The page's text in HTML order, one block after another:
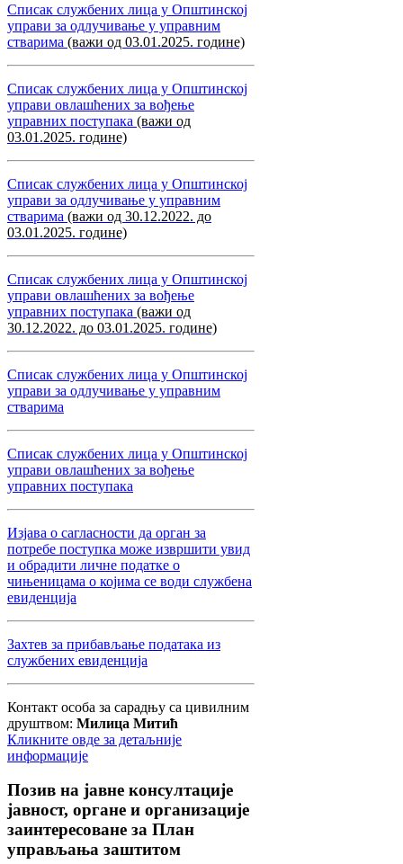
Списак службених лица у Општинској
управи за одлучивање у управним
стварима (важи од 03.01.2025. године)
Списак службених лица у Општинској
управи овлашћених за вођење
управних поступака (важи од
03.01.2025. године)
Списак службених лица у Општинској
управи за одлучивање у управним
стварима (важи од 30.12.2022. до
03.01.2025. године)
Списак службених лица у Општинској
управи овлашћених за вођење
управних поступака (важи од
30.12.2022. до 03.01.2025. године)
Списак службених лица у Општинској
управи за одлучивање у управним
стварима
Списак службених лица у Општинској
управи овлашћених за вођење
управних поступака
Изјава о сагласности да орган за
потребе поступка може извршити увид
и обрадити личне податке о
чињеницама о којима се води службена
евиденција
Захтев за прибављање података из
службених евиденција
Контакт особа за сарадњу са цивилним
друштвом: Милица Митић
Кликните овде за детаљније
информације
Позив на јавне консултације
јавност, органе и организације
заинтересоване за План
управљања заштитом